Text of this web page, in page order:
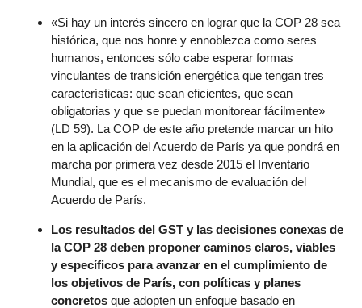
«Si hay un interés sincero en lograr que la COP 28 sea
histórica, que nos honre y ennoblezca como seres
humanos, entonces sólo cabe esperar formas
vinculantes de transición energética que tengan tres
características: que sean eficientes, que sean
obligatorias y que se puedan monitorear fácilmente»
(LD 59). La COP de este año pretende marcar un hito
en la aplicación del Acuerdo de París ya que pondrá en
marcha por primera vez desde 2015 el Inventario
Mundial, que es el mecanismo de evaluación del
Acuerdo de París.
Los resultados del GST y las decisiones conexas de
la COP 28 deben proponer caminos claros, viables
y específicos para avanzar en el cumplimiento de
los objetivos de París, con políticas y planes
concretos que adopten un enfoque basado en